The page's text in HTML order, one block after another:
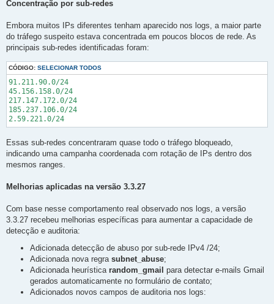
Concentração por sub-redes
Embora muitos IPs diferentes tenham aparecido nos logs, a maior parte
do tráfego suspeito estava concentrada em poucos blocos de rede. As
principais sub-redes identificadas foram:
CÓDIGO: SELECIONAR TODOS
91.211.90.0/24
45.156.158.0/24
217.147.172.0/24
185.237.106.0/24
Essas sub-redes concentraram quase todo o tráfego bloqueado,
indicando uma campanha coordenada com rotação de IPs dentro dos
mesmos ranges.
Melhorias aplicadas na versão 3.3.27
Com base nesse comportamento real observado nos logs, a versão
3.3.27 recebeu melhorias específicas para aumentar a capacidade de
detecção e auditoria:
Adicionada detecção de abuso por sub-rede IPv4 /24;
Adicionada nova regra subnet_abuse;
Adicionada heurística random_gmail para detectar e-mails Gmail
gerados automaticamente no formulário de contato;
Adicionados novos campos de auditoria nos logs: